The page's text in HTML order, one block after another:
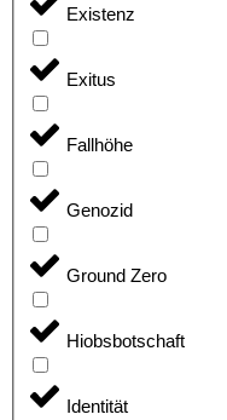
Existenz
Exitus
Fallhöhe
Genozid
Ground Zero
Hiobsbotschaft
Identität